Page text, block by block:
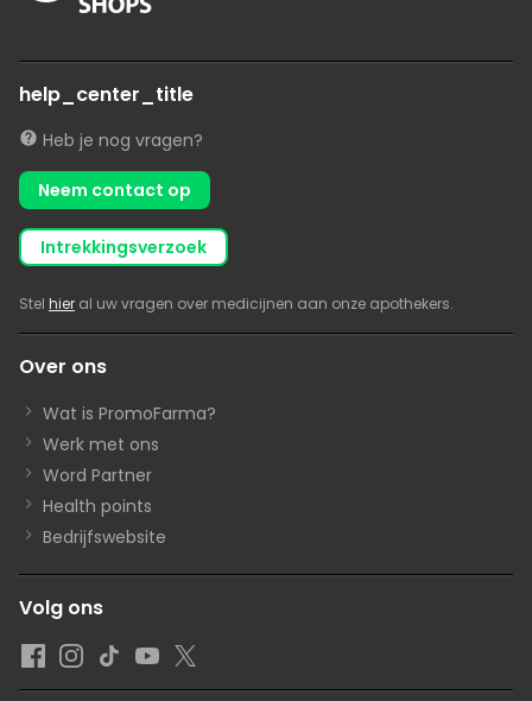
help_center_title
Heb je nog vragen?
Neem contact op
intrekkingsverzoek
Stel hier al uw vragen over medicijnen aan onze apothekers.
Over ons
Wat is PromoFarma?
Werk met ons
Word Partner
Health points
Bedrijfswebsite
Volg ons